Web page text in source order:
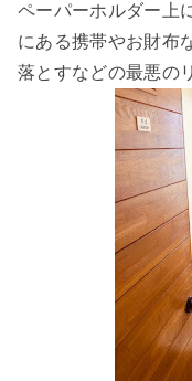
ペーパーホルダー上
にある携帯やお財布
落とすなどの最悪の